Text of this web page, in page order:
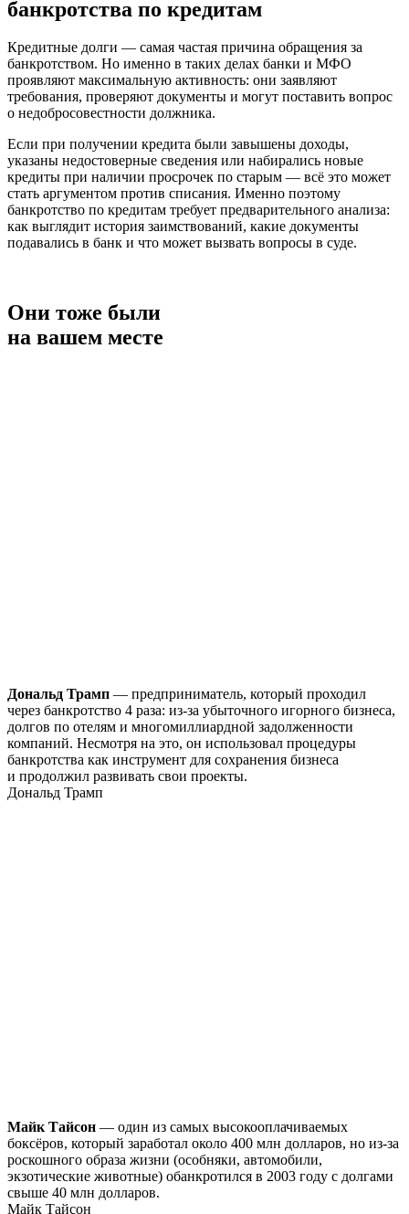
банкротства по кредитам
Кредитные долги — самая частая причина обращения за
банкротством. Но именно в таких делах банки и МФО
проявляют максимальную активность: они заявляют
требования, проверяют документы и могут поставить вопрос
о недобросовестности должника.
Если при получении кредита были завышены доходы,
указаны недостоверные сведения или набирались новые
кредиты при наличии просрочек по старым — всё это может
стать аргументом против списания. Именно поэтому
банкротство по кредитам требует предварительного анализа:
как выглядит история заимствований, какие документы
подавались в банк и что может вызвать вопросы в суде.
Они тоже были
на вашем месте
Дональд Трамп — предприниматель, который проходил
через банкротство 4 раза: из-за убыточного игорного бизнеса,
долгов по отелям и многомиллиардной задолженности
компаний. Несмотря на это, он использовал процедуры
банкротства как инструмент для сохранения бизнеса
и продолжил развивать свои проекты.
Дональд Трамп
Майк Тайсон — один из самых высокооплачиваемых
боксёров, который заработал около 400 млн долларов, но из-за
роскошного образа жизни (особняки, автомобили,
экзотические животные) обанкротился в 2003 году с долгами
свыше 40 млн долларов.
Майк Тайсон